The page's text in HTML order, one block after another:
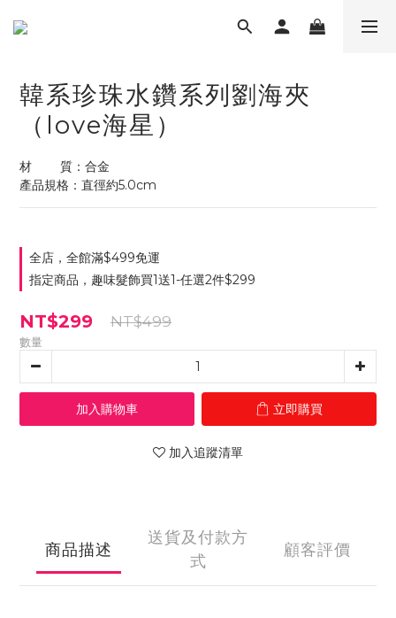
韓系珍珠水鑽系列劉海夾
（love海星）
材        質：合金
產品規格：直徑約5.0cm
全店，全館滿$499免運
指定商品，趣味髮飾買1送1-任選2件$299
NT$299 NT$499
數量
加入購物車 立即購買
加入追蹤清單
商品描述
送貨及付款方
式
顧客評價